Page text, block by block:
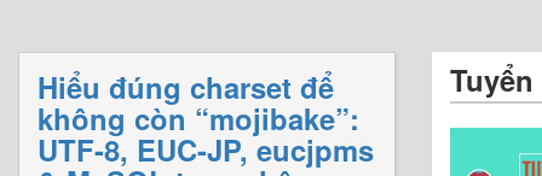
Hiểu đúng charset để
không còn “mojibake”:
UTF-8, EUC-JP, eucjpms